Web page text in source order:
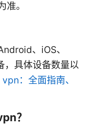
。
、iOS、
，具体设备数量以
：全面指南、
？